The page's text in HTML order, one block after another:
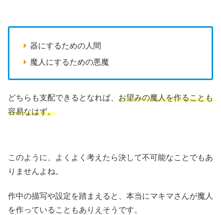
器にするための人間
魔人にするための悪魔
どちらも支配できるとなれば、 お望みの魔人を作ることも
容易なはず。
このように、よくよく考えたら決して不可能なことでもあ
りませんよね。
作中の描写や設定を踏まえると、本当にマキマさんが魔人
を作っていることもありえそうです。